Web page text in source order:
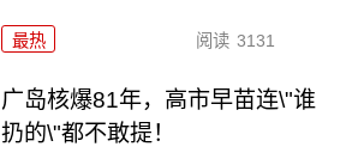
最热 阅读 3131
广岛核爆81年，高市早苗连\"谁
扔的\"都不敢提！